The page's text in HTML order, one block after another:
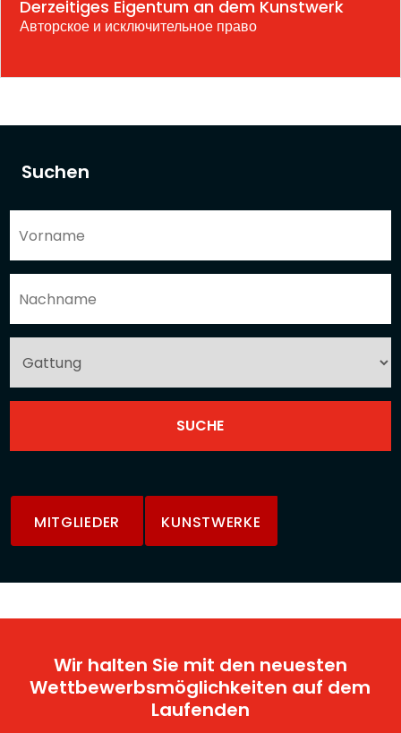
Suchen
MITGLIEDER KUNSTWERKE
Derzeitiges Eigentum an dem Kunstwerk
Авторское и исключительное право
Wir halten Sie mit den neuesten
Wettbewerbsmöglichkeiten auf dem
Laufenden